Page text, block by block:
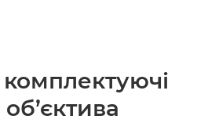
комплектуючі